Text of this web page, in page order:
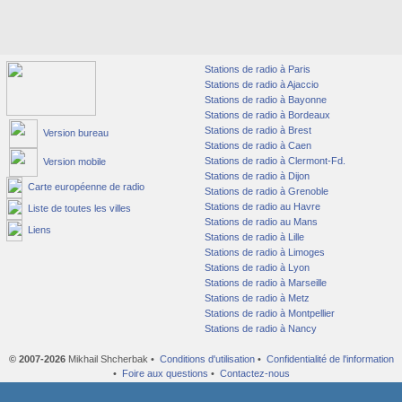
Version bureau
Version mobile
Carte européenne de radio
Liste de toutes les villes
Liens
Stations de radio à Paris
Stations de radio à Ajaccio
Stations de radio à Bayonne
Stations de radio à Bordeaux
Stations de radio à Brest
Stations de radio à Caen
Stations de radio à Clermont-Fd.
Stations de radio à Dijon
Stations de radio à Grenoble
Stations de radio au Havre
Stations de radio au Mans
Stations de radio à Lille
Stations de radio à Limoges
Stations de radio à Lyon
Stations de radio à Marseille
Stations de radio à Metz
Stations de radio à Montpellier
Stations de radio à Nancy
© 2007-2026Mikhail Shcherbak • Conditions d'utilisation• Confidentialité de l'information
• Foire aux questions • Contactez-nous